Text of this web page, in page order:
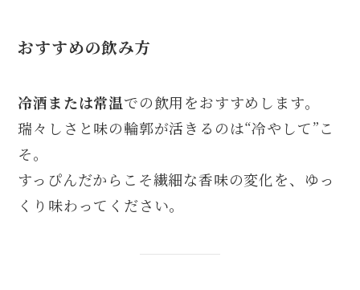
おすすめの飲み方
冷酒または常温での飲用をおすすめします。
瑞々しさと味の輪郭が活きるのは“冷やして”こ
そ。
すっぴんだからこそ繊細な香味の変化を、ゆっ
くり味わってください。